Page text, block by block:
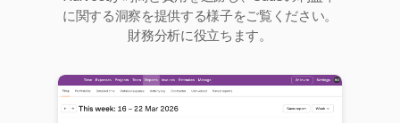
に関する洞察を提供する様子をご覧ください。
財務分析に役立ちます。